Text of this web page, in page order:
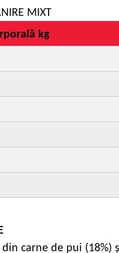
MIXT
kg
carne de pui (18%)